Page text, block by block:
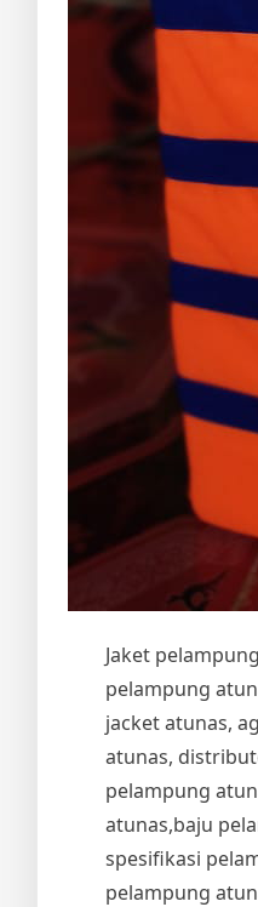
Jaket
pelampung
jacket atunas,
atunas,
pelampung
atunas,baju
spesifikasi
pelampung